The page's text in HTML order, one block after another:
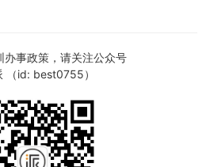
办事政策，请关注公众号
（id: best0755）